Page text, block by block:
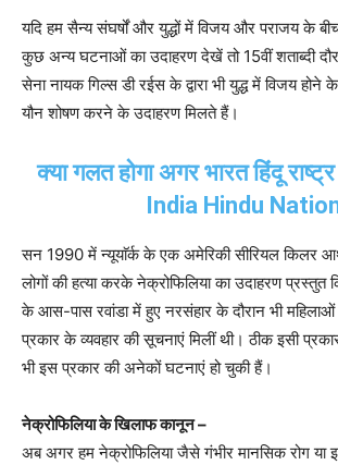
यदि हम सैन्य संघर्षों और युद्धों में विजय और पराजय के
कुछ अन्य घटनाओं का उदाहरण देखें तो 15वीं शताब्दी
सेना नायक गिल्स डी रईस के द्वारा भी युद्ध में विजय होने
यौन शोषण करने के उदाहरण मिलते हैं।
क्या गलत होगा अगर भारत हिंदू
India Hindu
सन 1990 में न्यूयाॅर्क के एक अमेरिकी सीरियल किलर
लोगों की हत्या करके नेक्रोफिलिया का उदाहरण
के आस-पास रवांडा में हुए नरसंहार के दौरान भी
प्रकार के व्यवहार की सूचनाएं मिलीं थी। ठीक इसी
भी इस प्रकार की अनेकों घटनाएं हो चुकी हैं।
नेक्रोफिलिया के खिलाफ कानून –
अब अगर हम नेक्रोफिलिया जैसे गंभीर मानसिक रोग या